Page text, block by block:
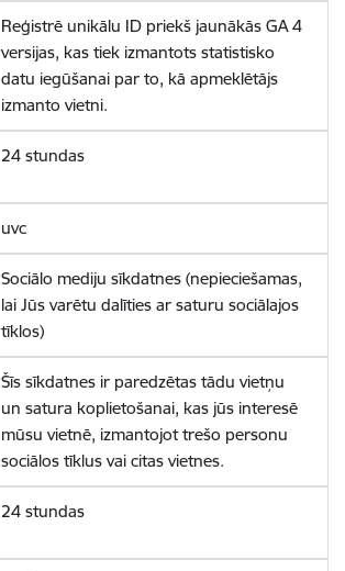
Reģistrē unikālu ID priekš jaunākās GA 4
versijas, kas tiek izmantots statistisko
datu iegūšanai par to, kā apmeklētājs
izmanto vietni.
24 stundas
uvc
Sociālo mediju sīkdatnes (nepieciešamas,
lai Jūs varētu dalīties ar saturu sociālajos
tīklos)
Šīs sīkdatnes ir paredzētas tādu vietņu
un satura koplietošanai, kas jūs interesē
mūsu vietnē, izmantojot trešo personu
sociālos tīklus vai citas vietnes.
24 stundas